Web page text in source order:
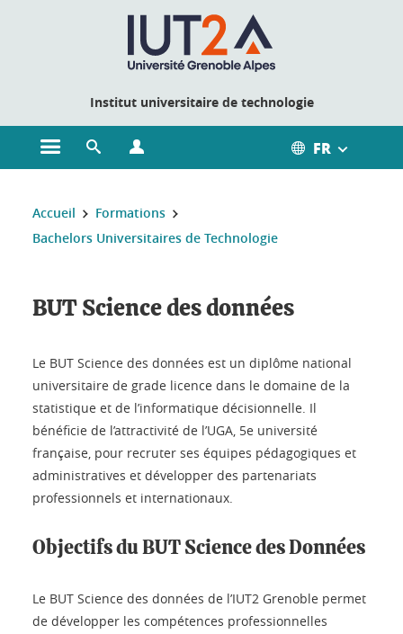
Institut universitaire de technologie
Ouvrir le menu principal
Ouvrir le moteur de recherche FR
Vous êtes ici :
Accueil
Formations
Bachelors Universitaires de Technologie
BUT Science des données
Le BUT Science des données est un diplôme national
universitaire de grade licence dans le domaine de la
statistique et de l’informatique décisionnelle. Il
bénéficie de l’attractivité de l’UGA, 5e université
française, pour recruter ses équipes pédagogiques et
administratives et développer des partenariats
professionnels et internationaux.
Objectifs du BUT Science des Données
Le BUT Science des données de l’IUT2 Grenoble permet
de développer les compétences professionnelles